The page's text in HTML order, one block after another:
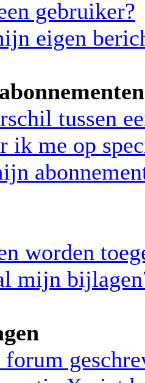
gebruiker?
eigen
tussen
ik me op
worden
mijn